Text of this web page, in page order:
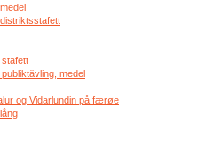
medel
og Vidarlundin på færøe